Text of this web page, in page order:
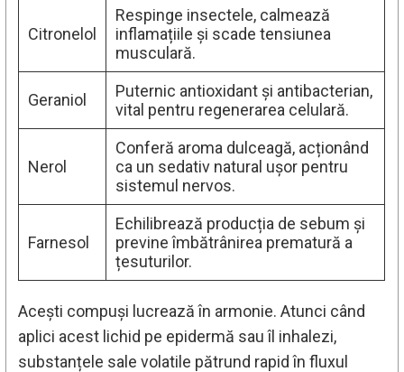
Citronelol
Respinge insectele, calmează
inflamațiile și scade tensiunea
musculară.
Geraniol
Puternic antioxidant și antibacterian,
vital pentru regenerarea celulară.
Nerol
Conferă aroma dulceagă, acționând
ca un sedativ natural ușor pentru
sistemul nervos.
Farnesol
Echilibrează producția de sebum și
previne îmbătrânirea prematură a
țesuturilor.
Acești compuși lucrează în armonie. Atunci când
aplici acest lichid pe epidermă sau îl inhalezi,
substanțele sale volatile pătrund rapid în fluxul